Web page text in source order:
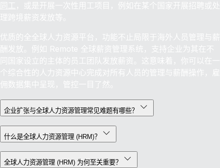
同工 ，或是开展一次性用工项目，例如在某个国家开展招聘或处
理跨境薪资发放等。
优质的全全球人力资源平台，功能不止局限于海外人员管理与薪
酬发放。例如 Remote 全球薪资管理系统，支持企业为其在不
同国家设立的主体的员工团队发放薪资。这意味着，你可以在一
个综合性的人力资源中心完成对所有人员的管理与薪酬操作，雇
佣数据集中呈现，管控一目了然。
企业扩张与全球人力资源管理常见难题有哪些？
什么是全球人力资源管理 (HRM)？
全球人力资源管理 (HRM) 为何至关重要？